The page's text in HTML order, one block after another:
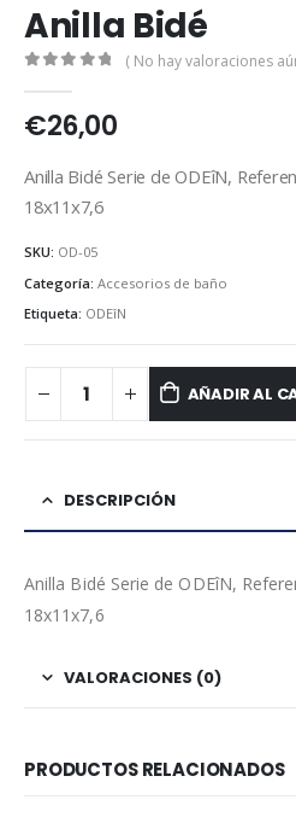
Anilla Bidé
( No hay valoraciones
€26,00
Anilla Bidé Serie de ODEîN,
18x11x7,6
SKU: OD-05
Categoría: Accesorios de baño
Etiqueta: ODEîN
AÑADIR AL
DESCRIPCIÓN
Anilla Bidé Serie de ODEîN,
18x11x7,6
VALORACIONES (0)
PRODUCTOS RELACIONADOS